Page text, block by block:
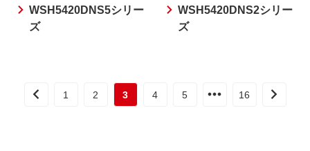
WSH5420DNS5シリー
ズ
WSH5420DNS2シリー
ズ
1 2 3 4 5 16